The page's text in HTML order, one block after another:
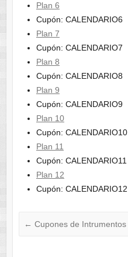
Plan 6
Cupón: CALENDARIO6
Plan 7
Cupón: CALENDARIO7
Plan 8
Cupón: CALENDARIO8
Plan 9
Cupón: CALENDARIO9
Plan 10
Cupón: CALENDARIO10
Plan 11
Cupón: CALENDARIO11
Plan 12
Cupón: CALENDARIO12
← Cupones de Intrumentos